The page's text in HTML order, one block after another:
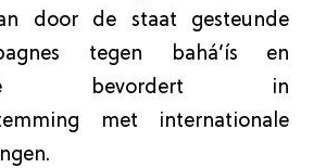
door de staat gesteunde
tegen bahá’ís en
bevordert in
met internationale